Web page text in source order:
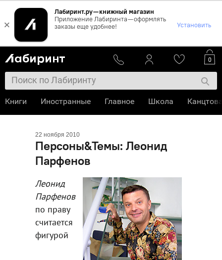
×
Лабиринт.ру — книжный магазин
Приложение Лабиринта — оформлять
заказы еще удобнее!
Установить
22 ноября 2010
Персоны&Темы: Леонид
Парфенов
Леонид
Парфенов
по праву
считается
фигурой
0
Книги Иностранные Главное Школа